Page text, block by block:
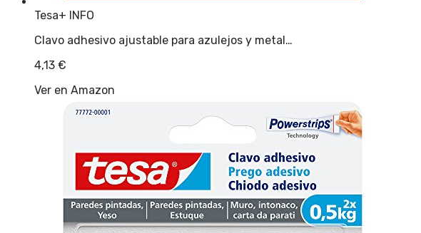
Tesa+ INFO
Clavo adhesivo ajustable para azulejos y metal…
4,13 €
Ver en Amazon